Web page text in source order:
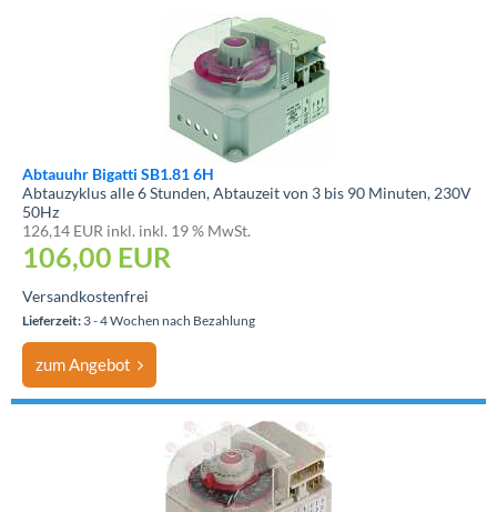
Abtauuhr Bigatti SB1.81 6H
Abtauzyklus alle 6 Stunden, Abtauzeit von 3 bis 90 Minuten, 230V
50Hz
126,14 EUR inkl. inkl. 19 % MwSt.
106,00 EUR
Versandkostenfrei
Lieferzeit: 3 - 4 Wochen nach Bezahlung
zum Angebot